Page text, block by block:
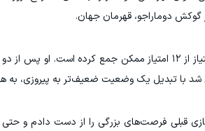
گوکش دوماراجو، قهرمان جهان.
کارلسن در حالی که شش دور تا پایان مسابقات اسلو باقی مانده، ۴.۵ امتیاز از ۱۲
شد با تبدیل یک وضعیت ضعیف‌تر به پیروزی،
قبلی فرصت‌های بزرگی را از دست دادم و